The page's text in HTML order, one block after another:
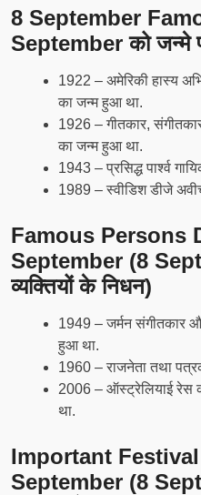
8 September
September को जन्मे
1922 – अमेरिकी हास्य
का जन्म हुआ था.
1926 – गीतकार,
का जन्म हुआ था.
1943 – प्रसिद्ध पार्श्व
1989 – स्वीडिश डीजे
Famous Persons
September (8
व्यक्तियों के निधन)
1949 – जर्मन संगीतकार
हुआ था.
1960 – राजनेता तथा
2006 – ऑस्ट्रेलियाई रेस
था.
Important
September (8